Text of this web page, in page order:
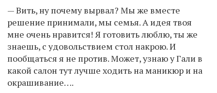
— Вить, ну почему вырвал? Мы же вместе
решение принимали, мы семья. А идея твоя
мне очень нравится! Я готовить люблю, ты же
знаешь, с удовольствием стол накрою. И
пообщаться я не против. Может, узнаю у Гали в
какой салон тут лучше ходить на маникюр и на
окрашивание….